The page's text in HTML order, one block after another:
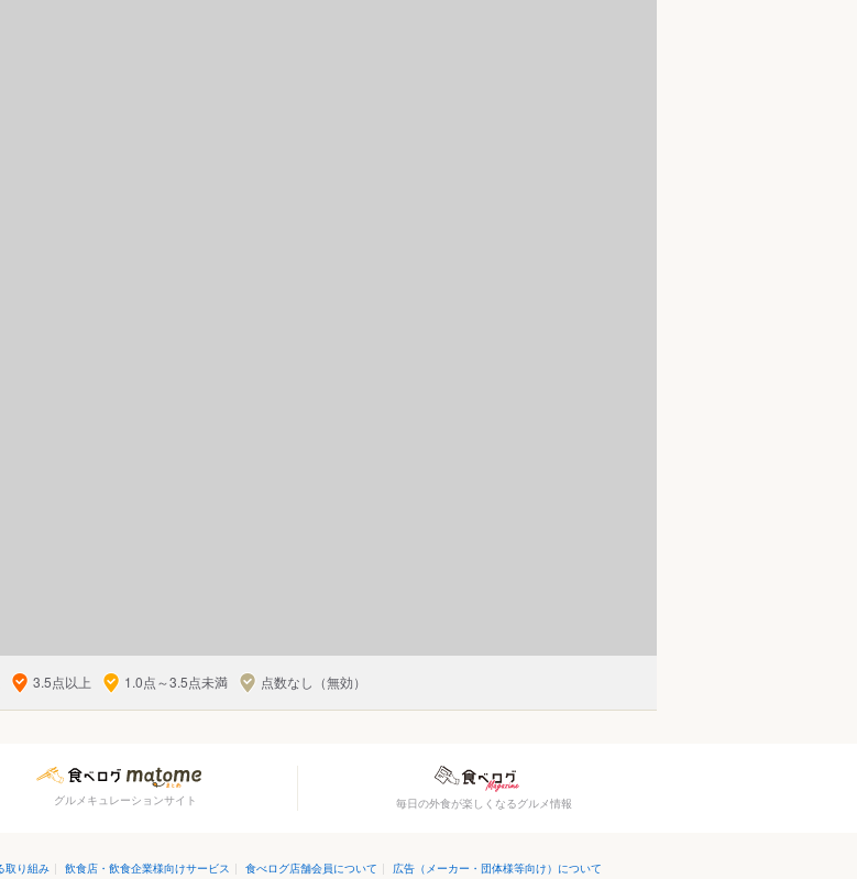
3.5点以上 1.0点～3.5点未満 点数なし（無効）
グルメキュレーションサイト 毎日の外食が楽しくなるグルメ情報
取り組み | 飲食店・飲食企業様向けサービス | 食べログ店舗会員について | 広告（メーカー・団体様等向け）について